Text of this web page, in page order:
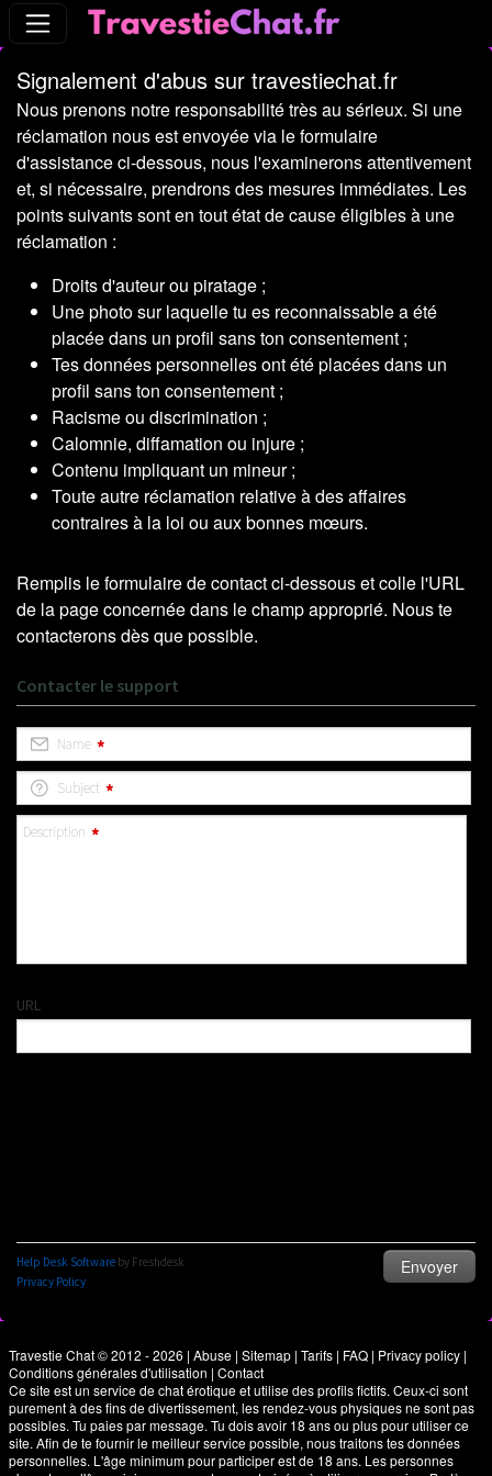
Signalement d'abus sur travestiechat.fr
Nous prenons notre responsabilité très au sérieux. Si une
réclamation nous est envoyée via le formulaire
d'assistance ci-dessous, nous l'examinerons attentivement
et, si nécessaire, prendrons des mesures immédiates. Les
points suivants sont en tout état de cause éligibles à une
réclamation :
Droits d'auteur ou piratage ;
Une photo sur laquelle tu es reconnaissable a été
placée dans un profil sans ton consentement ;
Tes données personnelles ont été placées dans un
profil sans ton consentement ;
Racisme ou discrimination ;
Calomnie, diffamation ou injure ;
Contenu impliquant un mineur ;
Toute autre réclamation relative à des affaires
contraires à la loi ou aux bonnes mœurs.
Remplis le formulaire de contact ci-dessous et colle l'URL
de la page concernée dans le champ approprié. Nous te
contacterons dès que possible.
Travestie Chat © 2012 - 2026 | Abuse| Sitemap| Tarifs| FAQ| Privacy policy|
Conditions générales d'utilisation | Contact
Ce site est un service de chat érotique et utilise des profils fictifs. Ceux-ci sont
purement à des fins de divertissement, les rendez-vous physiques ne sont pas
possibles. Tu paies par message. Tu dois avoir 18 ans ou plus pour utiliser ce
site. Afin de te fournir le meilleur service possible, nous traitons tes données
personnelles. L'âge minimum pour participer est de 18 ans. Les personnes